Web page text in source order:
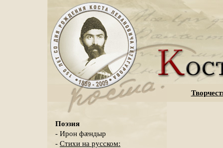
Поэзия
- Ирон фæндыр
- Стихи на русском: